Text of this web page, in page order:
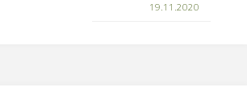
19.11.2020